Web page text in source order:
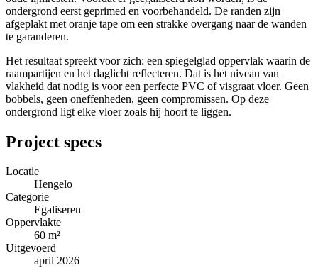
ondergrond eerst geprimed en voorbehandeld. De randen zijn
afgeplakt met oranje tape om een strakke overgang naar de wanden
te garanderen.
Het resultaat spreekt voor zich: een spiegelglad oppervlak waarin de
raampartijen en het daglicht reflecteren. Dat is het niveau van
vlakheid dat nodig is voor een perfecte PVC of visgraat vloer. Geen
bobbels, geen oneffenheden, geen compromissen. Op deze
ondergrond ligt elke vloer zoals hij hoort te liggen.
Project specs
Locatie
Hengelo
Categorie
Egaliseren
Oppervlakte
60 m²
Uitgevoerd
april 2026